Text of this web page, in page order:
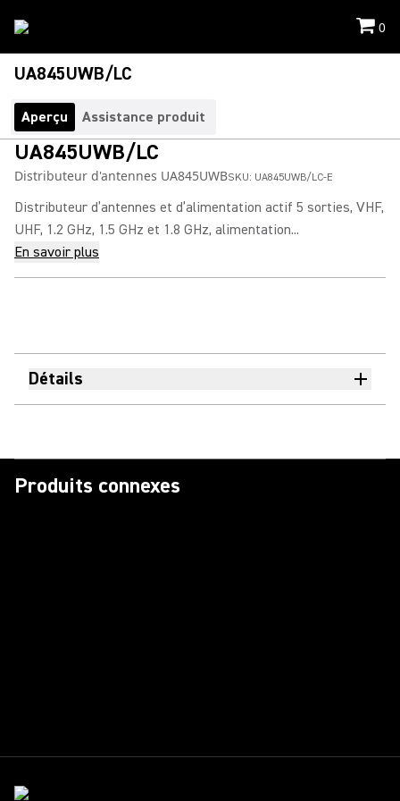
0
UA845UWB/LC
Aperçu Assistance produit
UA845UWB/LC
Distributeur d'antennes UA845UWBSKU: UA845UWB/LC-E
Distributeur d’antennes et d’alimentation actif 5 sorties, VHF,
UHF, 1.2 GHz, 1.5 GHz et 1.8 GHz, alimentation...
En savoir plus
Détails
Produits connexes